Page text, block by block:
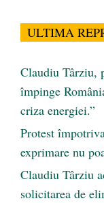
ULTIMA
Claudiu Târziu,
împinge
criza energiei.”
Protest
exprimare nu
Claudiu Târziu
solicitarea de